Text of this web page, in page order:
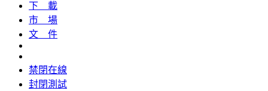
下 載
市 場
文 件
禁閉在線
封閉測試